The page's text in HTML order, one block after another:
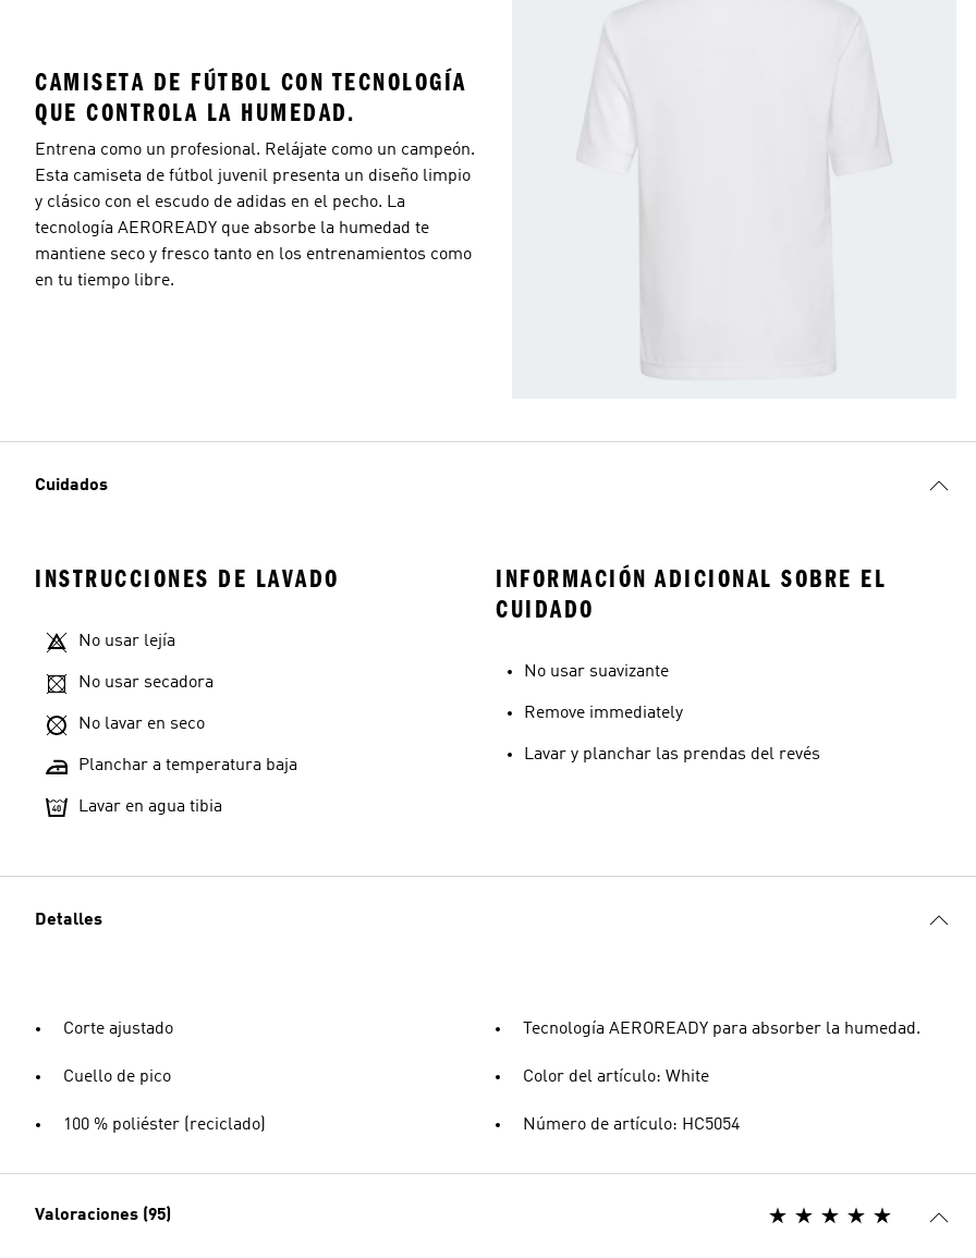
CAMISETA DE FÚTBOL CON TECNOLOGÍA
QUE CONTROLA LA HUMEDAD.
Entrena como un profesional. Relájate como un campeón.
Esta camiseta de fútbol juvenil presenta un diseño limpio
y clásico con el escudo de adidas en el pecho. La
tecnología AEROREADY que absorbe la humedad te
mantiene seco y fresco tanto en los entrenamientos como
en tu tiempo libre.
Cuidados
INSTRUCCIONES DE LAVADO
No usar lejía
No usar secadora
No lavar en seco
Planchar a temperatura baja
Lavar en agua tibia
INFORMACIÓN ADICIONAL SOBRE EL
CUIDADO
No usar suavizante
Remove immediately
Lavar y planchar las prendas del revés
Detalles
Corte ajustado
Cuello de pico
100 % poliéster (reciclado)
Tecnología AEROREADY para absorber la humedad.
Color del artículo: White
Número de artículo: HC5054
Valoraciones (95)